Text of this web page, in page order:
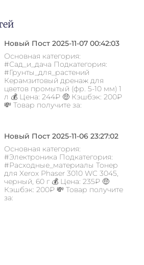
Новый Пост 2025-11-07 00:42:03
Основная категория:
#Сад_и_дача Подкатегория:
#Грунты_для_растений
Керамзитовый дренаж для
цветов промытый (фр. 5-10 мм) 1
л 💰 Цена: 244₽ 🤑 Кэшбэк: 200₽
💸 Товар получите за:
Новый Пост 2025-11-06 23:27:02
Основная категория:
#Электроника Подкатегория:
#Расходные_материалы Тонер
для Xerox Phaser 3010 WC 3045,
черный, 60 г 💰 Цена: 235₽ 🤑
Кэшбэк: 200₽ 💸 Товар получите
за: